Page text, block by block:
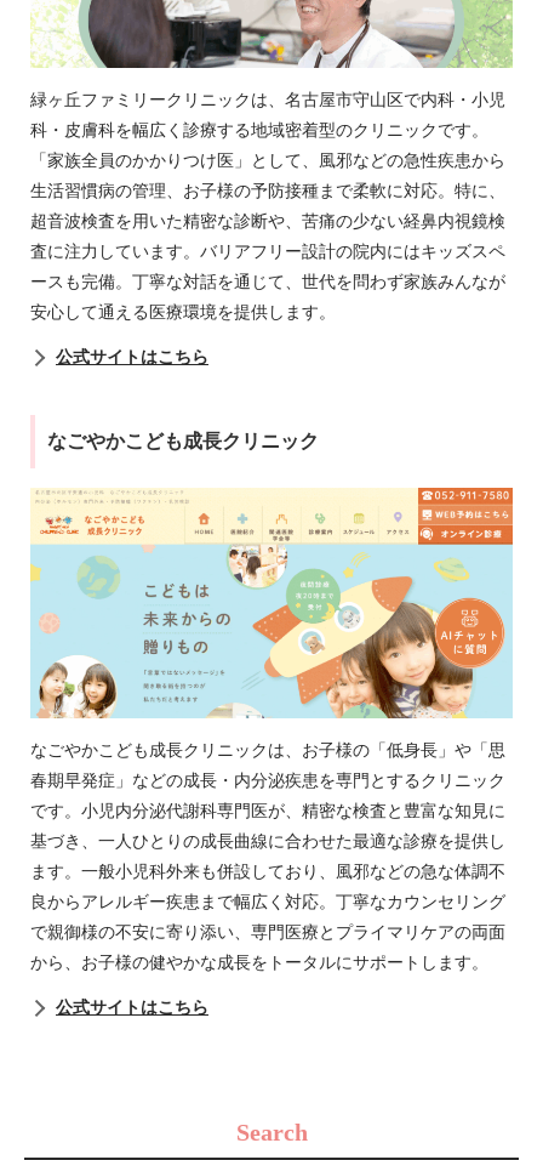
緑ヶ丘ファミリークリニックは、名古屋市守山区で内科・小児
科・皮膚科を幅広く診療する地域密着型のクリニックです。
「家族全員のかかりつけ医」として、風邪などの急性疾患から
生活習慣病の管理、お子様の予防接種まで柔軟に対応。特に、
超音波検査を用いた精密な診断や、苦痛の少ない経鼻内視鏡検
査に注力しています。バリアフリー設計の院内にはキッズスペ
ースも完備。丁寧な対話を通じて、世代を問わず家族みんなが
安心して通える医療環境を提供します。
公式サイトはこちら
なごやかこども成長クリニック
なごやかこども成長クリニックは、お子様の「低身長」や「思
春期早発症」などの成長・内分泌疾患を専門とするクリニック
です。小児内分泌代謝科専門医が、精密な検査と豊富な知見に
基づき、一人ひとりの成長曲線に合わせた最適な診療を提供し
ます。一般小児科外来も併設しており、風邪などの急な体調不
良からアレルギー疾患まで幅広く対応。丁寧なカウンセリング
で親御様の不安に寄り添い、専門医療とプライマリケアの両面
から、お子様の健やかな成長をトータルにサポートします。
公式サイトはこちら
Search